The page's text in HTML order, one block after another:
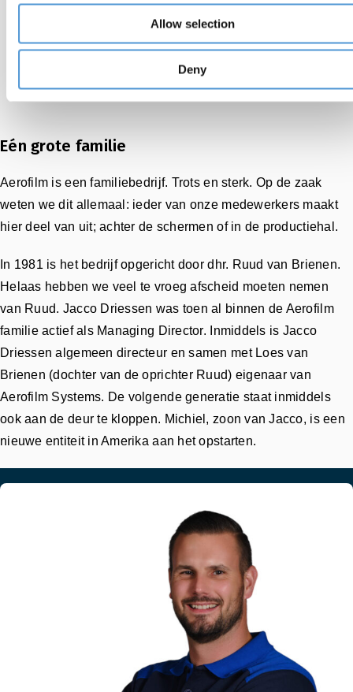
Allow selection
Deny
Eén grote familie
Aerofilm is een familiebedrijf. Trots en sterk. Op de zaak
weten we dit allemaal: ieder van onze medewerkers maakt
hier deel van uit; achter de schermen of in de productiehal.
In 1981 is het bedrijf opgericht door dhr. Ruud van Brienen.
Helaas hebben we veel te vroeg afscheid moeten nemen
van Ruud. Jacco Driessen was toen al binnen de Aerofilm
familie actief als Managing Director. Inmiddels is Jacco
Driessen algemeen directeur en samen met Loes van
Brienen (dochter van de oprichter Ruud) eigenaar van
Aerofilm Systems. De volgende generatie staat inmiddels
ook aan de deur te kloppen. Michiel, zoon van Jacco, is een
nieuwe entiteit in Amerika aan het opstarten.